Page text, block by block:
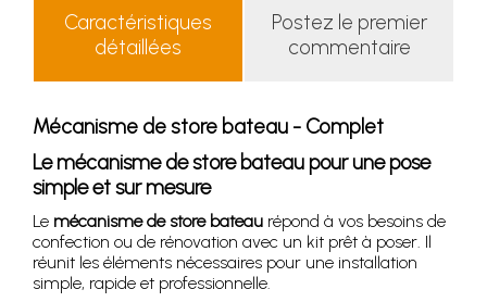
Caractéristiques
détaillées
Postez le premier
commentaire
Mécanisme de store bateau - Complet
Le mécanisme de store bateau pour une pose
simple et sur mesure
Le mécanisme de store bateau répond à vos besoins de
confection ou de rénovation avec un kit prêt à poser. Il
réunit les éléments nécessaires pour une installation
simple, rapide et professionnelle.